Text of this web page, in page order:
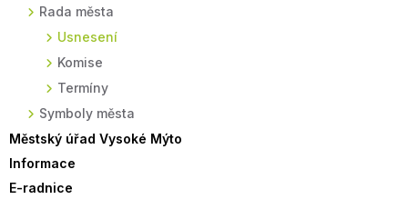
Rada města
Usnesení
Komise
Termíny
Symboly města
Městský úřad Vysoké Mýto
Informace
E-radnice